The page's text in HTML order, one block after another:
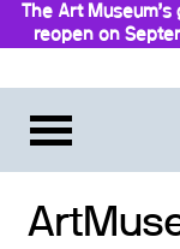
The Art
reopen on